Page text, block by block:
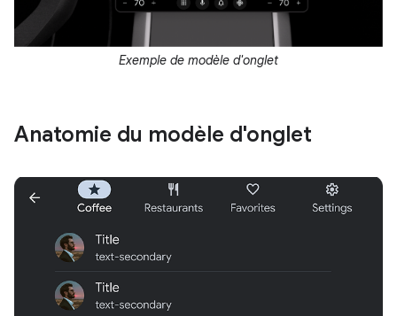
Exemple de modèle d'onglet
Anatomie du modèle d'onglet